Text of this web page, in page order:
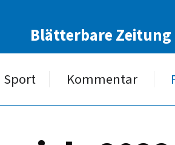
Blätterbare Zeitung
Sport Kommentar